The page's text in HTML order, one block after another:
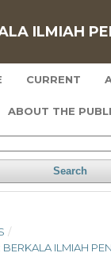
ILMIAH
CURRENT
ABOUT THE
Search
/
BERKALA ILMIAH